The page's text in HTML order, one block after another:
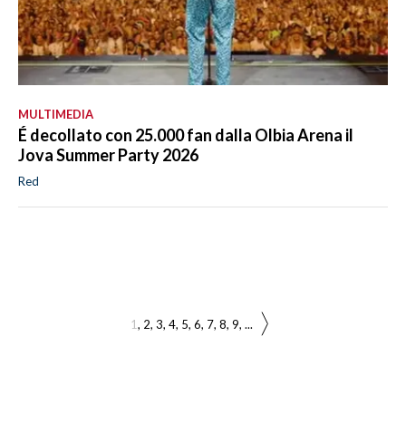
MULTIMEDIA
É decollato con 25.000 fan dalla Olbia Arena il
Jova Summer Party 2026
Red
1 2 3 4 5 6 7 8 9 ...